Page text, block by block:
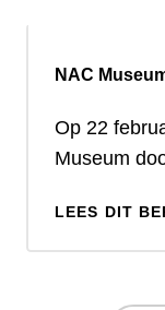
NAC
Op 22
Museum
LEES DIT